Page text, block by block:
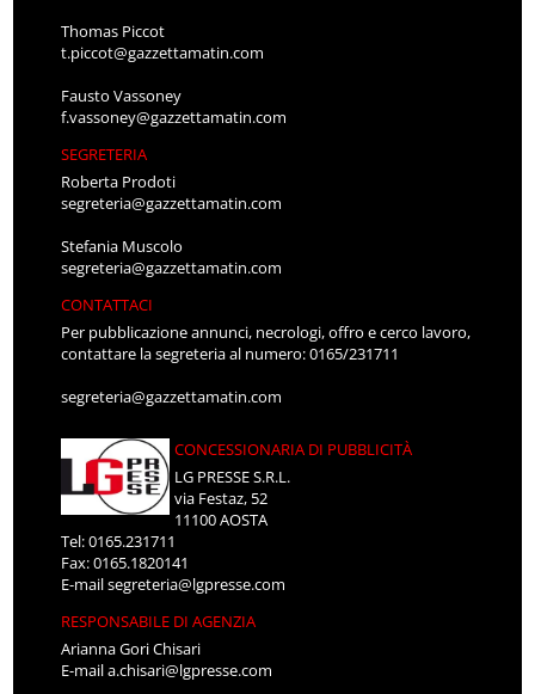
Thomas Piccot
t.piccot@gazzettamatin.com
Fausto Vassoney
f.vassoney@gazzettamatin.com
SEGRETERIA
Roberta Prodoti
segreteria@gazzettamatin.com
Stefania Muscolo
segreteria@gazzettamatin.com
CONTATTACI
Per pubblicazione annunci, necrologi, offro e cerco lavoro,
contattare la segreteria al numero: 0165/231711
segreteria@gazzettamatin.com
CONCESSIONARIA DI PUBBLICITÀ
LG PRESSE S.R.L.
via Festaz, 52
11100 AOSTA
Tel: 0165.231711
Fax: 0165.1820141
E-mailsegreteria@lgpresse.com
RESPONSABILE DI AGENZIA
Arianna Gori Chisari
E-maila.chisari@lgpresse.com